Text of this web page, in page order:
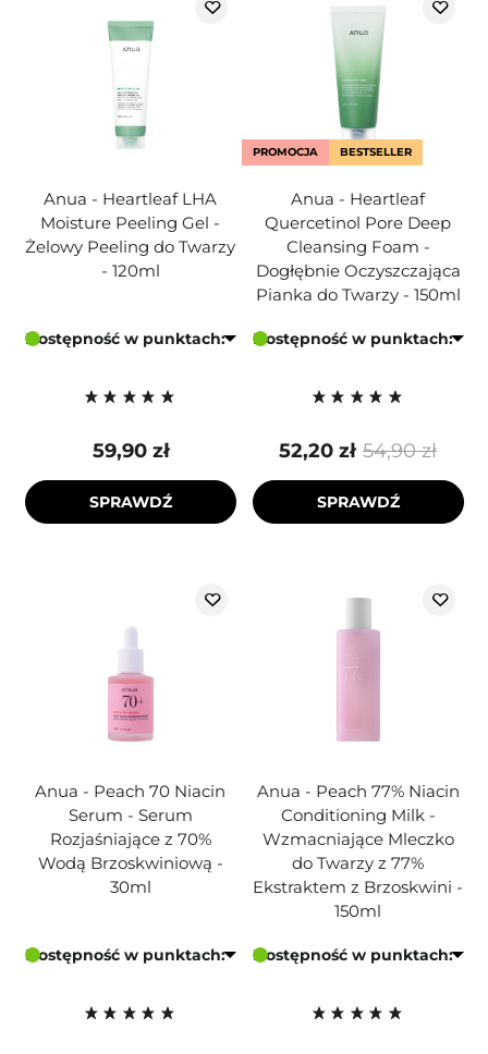
Anua - Heartleaf LHA
Moisture Peeling Gel -
Żelowy Peeling do Twarzy
- 120ml
Dostępność w punktach:
59,90 zł
SPRAWDŹ
PROMOCJA BESTSELLER
Anua - Heartleaf
Quercetinol Pore Deep
Cleansing Foam -
Dogłębnie Oczyszczająca
Pianka do Twarzy - 150ml
Dostępność w punktach:
54,90 zł
52,20 zł
SPRAWDŹ
Anua - Peach 70 Niacin
Serum - Serum
Rozjaśniające z 70%
Wodą Brzoskwiniową -
30ml
Dostępność w punktach:
Anua - Peach 77% Niacin
Conditioning Milk -
Wzmacniające Mleczko
do Twarzy z 77%
Ekstraktem z Brzoskwini -
150ml
Dostępność w punktach: